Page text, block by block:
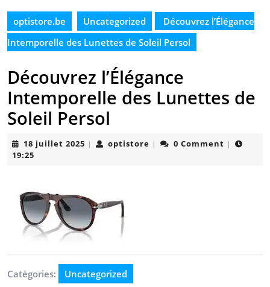
optistore.be Uncategorized
Découvrez l’Élégance
Intemporelle des Lunettes de Soleil Persol
Découvrez l’Élégance
Intemporelle des Lunettes de
Soleil Persol
18 juillet 2025 18| optistore optistore
| 0 Comment |
19:25
Catégories: Uncategorized